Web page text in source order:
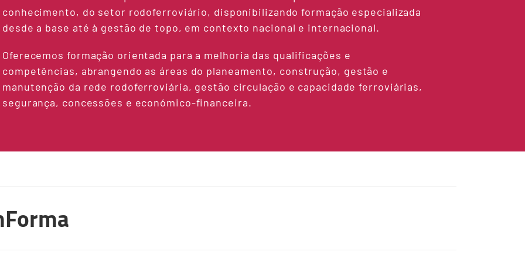
conhecimento, do setor rodoferroviário, disponibilizando formação especializada
desde a base até à gestão de topo, em contexto nacional e internacional.
Oferecemos formação orientada para a melhoria das qualificações e
competências, abrangendo as áreas do planeamento, construção, gestão e
manutenção da rede rodoferroviária, gestão circulação e capacidade ferroviárias,
segurança, concessões e económico-financeira.